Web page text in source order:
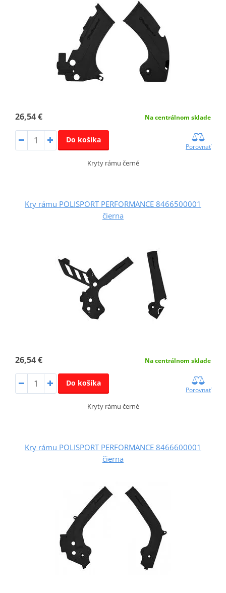
26,54 € Na centrálnom sklade
Do košíka
Porovnať
Kryty rámu černé
Kry rámu POLISPORT PERFORMANCE 8466500001
čierna
26,54 € Na centrálnom sklade
Do košíka
Porovnať
Kryty rámu černé
Kry rámu POLISPORT PERFORMANCE 8466600001
čierna